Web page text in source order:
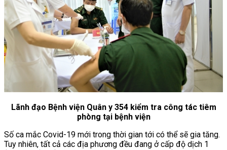
Lãnh đạo Bệnh viện Quân y 354 kiểm tra công tác tiêm
phòng tại bệnh viện
Số ca mắc Covid-19 mới trong thời gian tới có thể sẽ gia tăng.
Tuy nhiên, tất cả các địa phương đều đang ở cấp độ dịch 1